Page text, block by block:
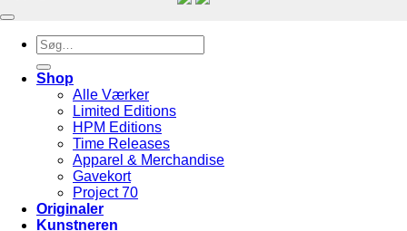
Søg
efter:
Shop
Alle Værker
Limited Editions
HPM Editions
Time Releases
Apparel & Merchandise
Gavekort
Project 70
Originaler
Kunstneren